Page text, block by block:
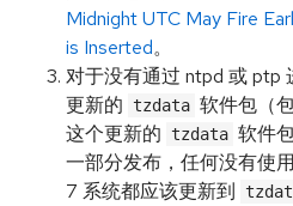
Midnight UTC May Fire
is Inserted。
对于没有通过 ntpd 或 ptp
更新的
tzdata 软件包（
这个更新的
tzdata 软件
一部分发布，任何没有使
7 系统都应该更新到